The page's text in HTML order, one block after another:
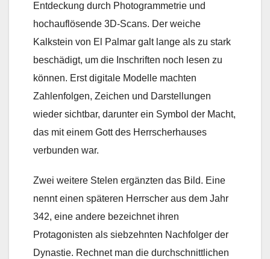
Entdeckung durch Photogrammetrie und
hochauflösende 3D-Scans. Der weiche
Kalkstein von El Palmar galt lange als zu stark
beschädigt, um die Inschriften noch lesen zu
können. Erst digitale Modelle machten
Zahlenfolgen, Zeichen und Darstellungen
wieder sichtbar, darunter ein Symbol der Macht,
das mit einem Gott des Herrscherhauses
verbunden war.
Zwei weitere Stelen ergänzten das Bild. Eine
nennt einen späteren Herrscher aus dem Jahr
342, eine andere bezeichnet ihren
Protagonisten als siebzehnten Nachfolger der
Dynastie. Rechnet man die durchschnittlichen